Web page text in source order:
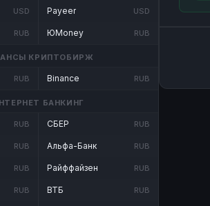
USD
RUB
Payeer USD
ЮMoney RUB
КРИПТОБИРЖ
RUB Binance RUB
БАНКИНГ
RUB
RUB
RUB
RUB
СБЕР RUB
Альфа-Банк RUB
Райффайзен RUB
ВТБ RUB